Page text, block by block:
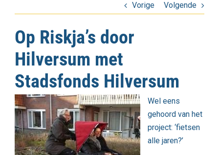
Vorige Volgende
Op Riskja’s door
Hilversum met
Stadsfonds Hilversum
Wel eens
gehoord van het
project: ‘fietsen
alle jaren?’